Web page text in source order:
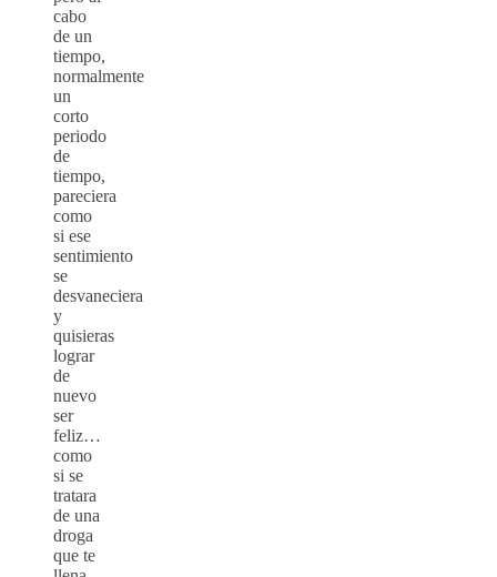
cabo
de un
tiempo,
normalmente
un
corto
periodo
de
tiempo,
pareciera
como
si ese
sentimiento
se
desvaneciera
y
quisieras
lograr
de
nuevo
ser
feliz…
como
si se
tratara
de una
droga
que te